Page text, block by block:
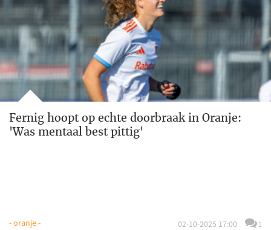
Fernig hoopt op echte doorbraak in Oranje:
'Was mentaal best pittig'
- oranje - 02-10-2025 17:00 1